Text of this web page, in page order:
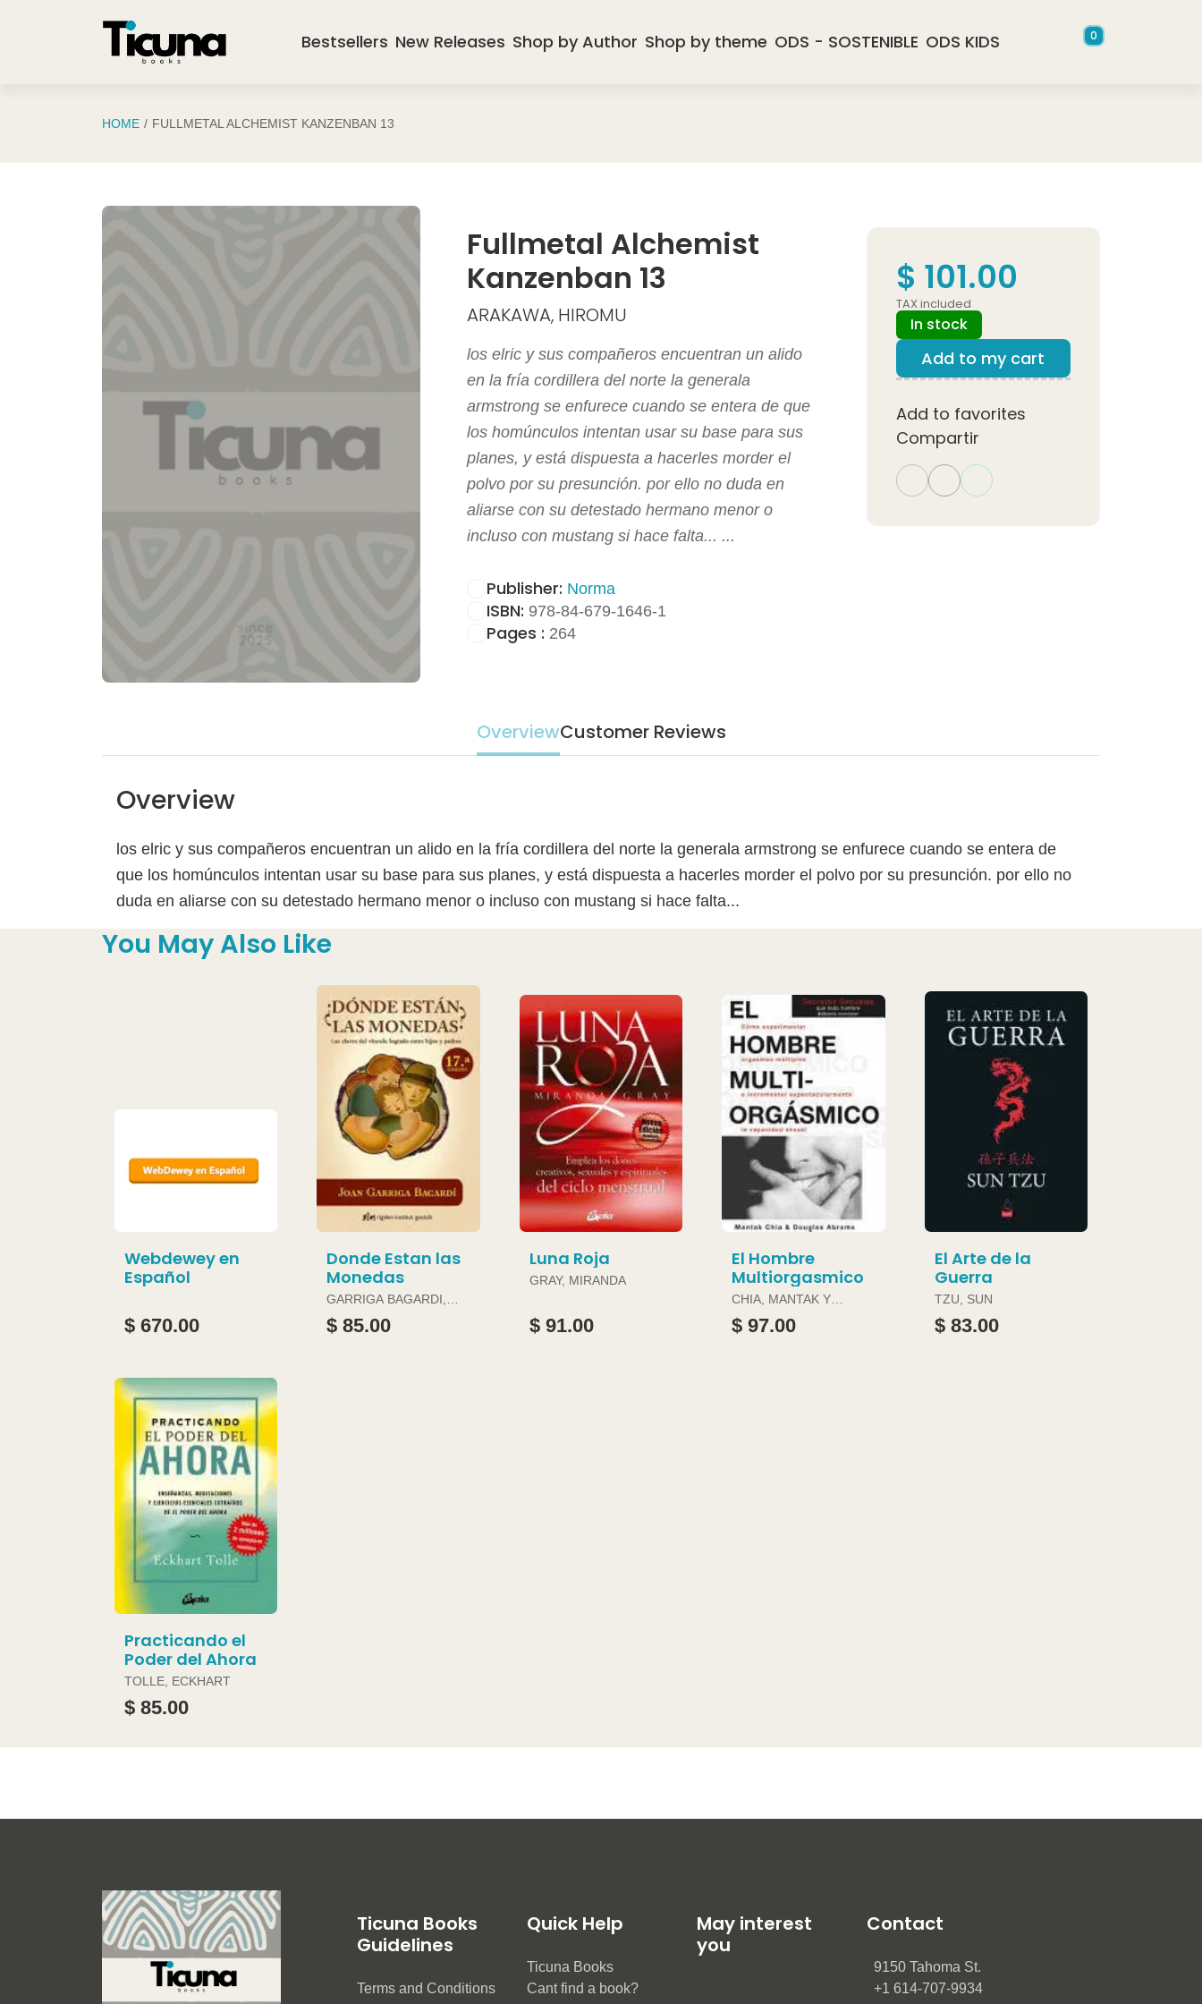
Bestsellers New Releases Shop by Author Shop by theme ODS - SOSTENIBLE ODS KIDS 0
HOME FULLMETAL ALCHEMIST KANZENBAN 13
Fullmetal Alchemist
Kanzenban 13
ARAKAWA, HIROMU
los elric y sus compañeros encuentran un alido
en la fría cordillera del norte la generala
armstrong se enfurece cuando se entera de que
los homúnculos intentan usar su base para sus
planes, y está dispuesta a hacerles morder el
polvo por su presunción. por ello no duda en
aliarse con su detestado hermano menor o
incluso con mustang si hace falta... ...
Publisher: Norma
ISBN: 978-84-679-1646-1
Pages : 264
$ 101.00
TAX included
In stock
Add to my cart
Add to favorites
Compartir
OverviewCustomer Reviews
Overview
los elric y sus compañeros encuentran un alido en la fría cordillera del norte la generala armstrong se enfurece cuando se entera de
que los homúnculos intentan usar su base para sus planes, y está dispuesta a hacerles morder el polvo por su presunción. por ello no
duda en aliarse con su detestado hermano menor o incluso con mustang si hace falta...
You May Also Like
Webdewey en
Español
$ 670.00
Donde Estan las
Monedas
GARRIGA BAGARDI,
JOAN
$ 85.00
Luna Roja
GRAY, MIRANDA
$ 91.00
El Hombre
Multiorgasmico
CHIA, MANTAK Y
DOUGLAS ABRAMS
$ 97.00
El Arte de la
Guerra
TZU, SUN
$ 83.00
Practicando el
Poder del Ahora
TOLLE, ECKHART
$ 85.00
Ticuna Books
Guidelines
Terms and Conditions
Quick Help
Ticuna Books
Cant find a book?
May interest
you
Contact
9150 Tahoma St.
+1 614-707-9934